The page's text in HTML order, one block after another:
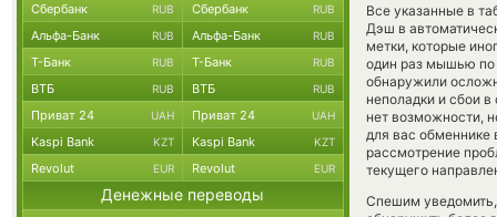
Все указанные в
Дэш в
метки, которые
один раз мышью по
обнаружили
неполадки и сбои
нет возможности,
для вас
рассмотрение
текущего
Спешим
Сбербанк RUB Сбербанк RUB
Альфа-Банк RUB Альфа-Банк RUB
Т-Банк RUB Т-Банк RUB
ВТБ RUB ВТБ RUB
Приват 24 UAH Приват 24 UAH
Kaspi Bank KZT Kaspi Bank KZT
Revolut EUR Revolut EUR
Денежные переводы